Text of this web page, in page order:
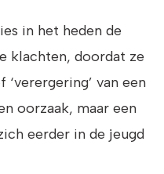
in het heden de
klachten, doordat ze
‘verergering’ van een
oorzaak, maar een
eerder in de jeugd